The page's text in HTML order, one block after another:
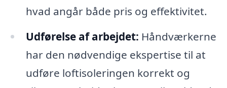
hvad angår både pris og effektivitet.
Udførelse af arbejdet: Håndværkerne
har den nødvendige ekspertise til at
udføre loftisoleringen korrekt og